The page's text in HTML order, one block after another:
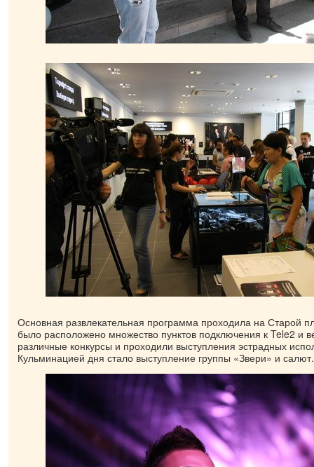
Основная развлекательная программа проходила на Старой
было расположено множество пунктов подключения к Tele2 и
различные конкурсы и проходили выступления эстрадных
Кульминацией дня стало выступление группы «Звери» и салют.